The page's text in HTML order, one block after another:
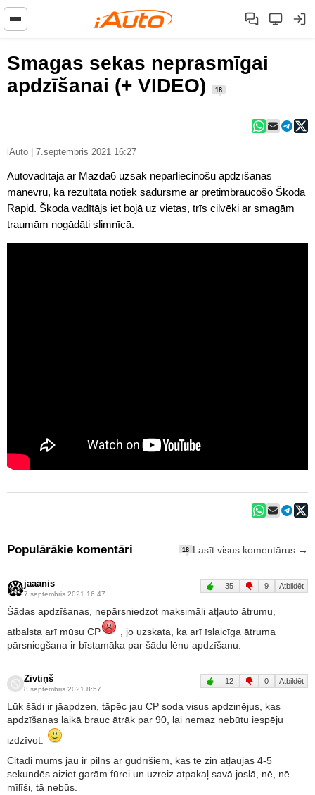
Smagas sekas neprasmīgai
apdzīšanai (+ VIDEO)
18
iAuto | 7.septembris 2021 16:27
Autovadītāja ar Mazda6 uzsāk nepārliecinošu apdzīšanas
manevru, kā rezultātā notiek sadursme ar pretimbraucošo Škoda
Rapid. Škoda vadītājs iet bojā uz vietas, trīs cilvēki ar smagām
traumām nogādāti slimnīcā.
Populārākie komentāri 18 Lasīt visus komentārus →
jaaanis
7.septembris 2021 16:47
35 9 Atbildēt
Šādas apdzīšanas, nepārsniedzot maksimāli atļauto ātrumu,
atbalsta arī mūsu CP
, jo uzskata, ka arī īslaicīga ātruma
pārsniegšana ir bīstamāka par šādu lēnu apdzīšanu.
Zivtiņš
8.septembris 2021 8:57
12 0 Atbildēt
Lūk šādi ir jāapdzen, tāpēc jau CP soda visus apdzinējus, kas
apdzīšanas laikā brauc ātrāk par 90, lai nemaz nebūtu iespēju
izdzīvot.
Citādi mums jau ir pilns ar gudrīšiem, kas te zin atļaujas 4-5
sekundēs aiziet garām fūrei un uzreiz atpakaļ savā joslā, nē, nē
mīlīši, tā nebūs.